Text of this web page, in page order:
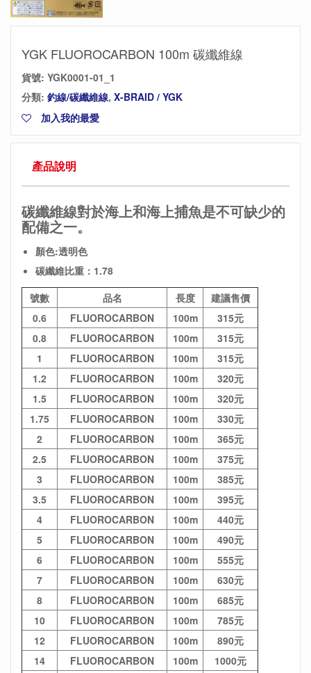
YGK FLUOROCARBON 100m 碳纖維線
貨號: YGK0001-01_1
分類: 釣線/碳纖維線, X-BRAID / YGK
加入我的最愛
產品說明
碳纖維線對於海上和海上捕魚是不可缺少的
配備之一。
顏色:透明色
碳纖維比重：1.78
號數
品名 長度
建議售價
0.6
FLUOROCARBON 100m
315元
0.8
FLUOROCARBON 100m
315元
1
FLUOROCARBON 100m
315元
1.2
FLUOROCARBON 100m
320元
1.5
FLUOROCARBON 100m
320元
1.75
FLUOROCARBON 100m
330元
2
FLUOROCARBON 100m
365元
2.5
FLUOROCARBON 100m
375元
3
FLUOROCARBON 100m
385元
3.5
FLUOROCARBON 100m
395元
4
FLUOROCARBON 100m
440元
5
FLUOROCARBON 100m
490元
6
FLUOROCARBON 100m
555元
7
FLUOROCARBON 100m
630元
8
FLUOROCARBON 100m
685元
10
FLUOROCARBON 100m
785元
12
FLUOROCARBON 100m
890元
14
FLUOROCARBON 100m
1000元